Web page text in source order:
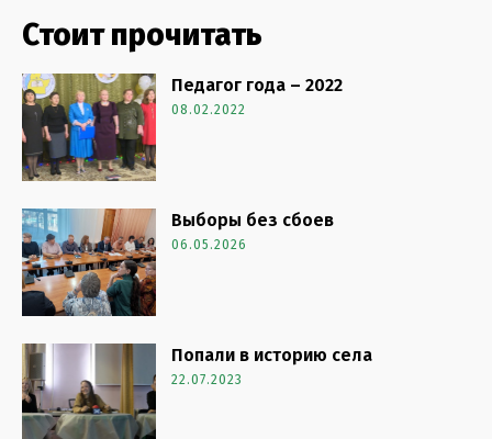
Стоит прочитать
Педагог года – 2022
08.02.2022
Выборы без сбоев
06.05.2026
Попали в историю села
22.07.2023